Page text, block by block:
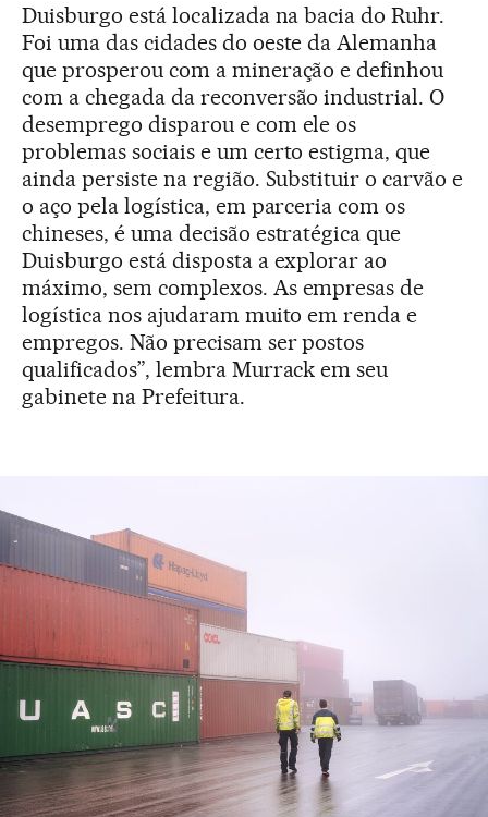
Duisburgo está localizada na bacia do Ruhr.
Foi uma das cidades do oeste da Alemanha
que prosperou com a mineração e definhou
com a chegada da reconversão industrial. O
desemprego disparou e com ele os
problemas sociais e um certo estigma, que
ainda persiste na região. Substituir o carvão e
o aço pela logística, em parceria com os
chineses, é uma decisão estratégica que
Duisburgo está disposta a explorar ao
máximo, sem complexos. As empresas de
logística nos ajudaram muito em renda e
empregos. Não precisam ser postos
qualificados”, lembra Murrack em seu
gabinete na Prefeitura.